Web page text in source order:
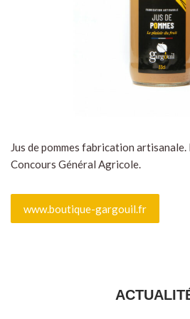
Jus de pommes fabrication
Concours Général Agricole.
www.boutique-gargouil.fr